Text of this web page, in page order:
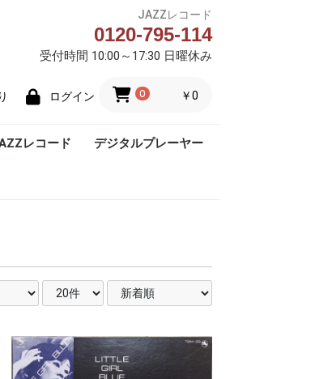
JAZZレコード
0120-795-114
受付時間 10:00～17:30 日曜休み
ログイン 0 ￥0
レコード デジタルプレーヤー